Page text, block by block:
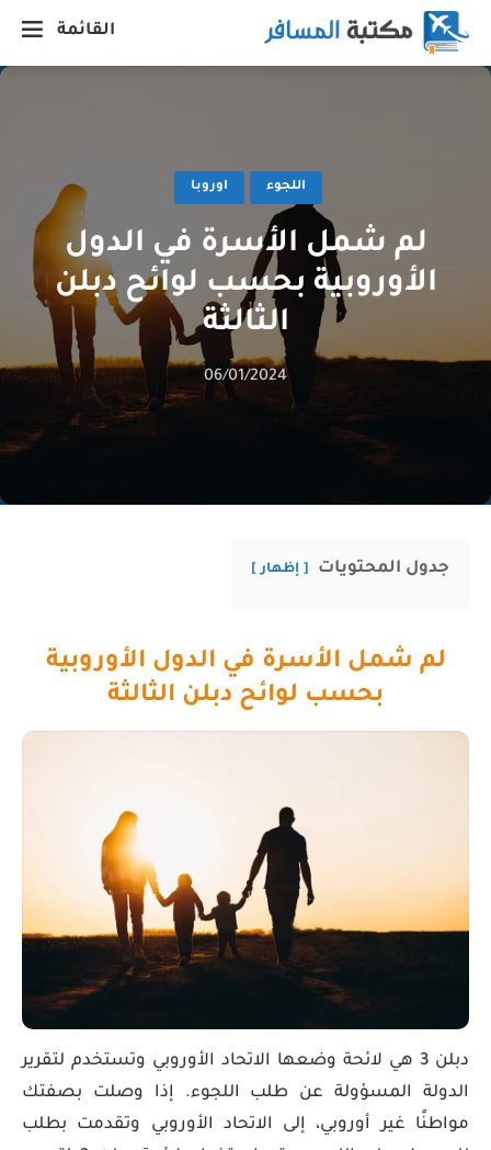
القائمة
اللجوء اوروبا
لم شمل الأسرة في الدول
الأوروبية بحسب لوائح دبلن
الثالثة
06/01/2024
جدول المحتويات إظهار
لم شمل الأسرة في الدول الأوروبية
بحسب لوائح دبلن الثالثة
دبلن 3 هي لائحة وضعها الاتحاد الأوروبي وتستخدم لتقرير
الدولة المسؤولة عن طلب اللجوء. إذا وصلت بصفتك
مواطنًا غير أوروبي، إلى الاتحاد الأوروبي وتقدمت بطلب